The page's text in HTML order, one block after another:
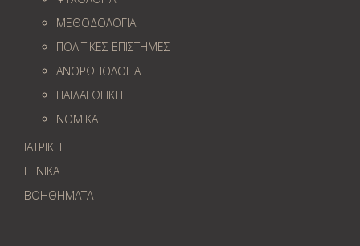
ΜΕΘΟΔΟΛΟΓΙΑ
ΠΟΛΙΤΙΚΕΣ ΕΠΙΣΤΗΜΕΣ
ΑΝΘΡΩΠΟΛΟΓΙΑ
ΠΑΙΔΑΓΩΓΙΚΗ
ΝΟΜΙΚΑ
ΙΑΤΡΙΚΗ
ΓΕΝΙΚΑ
ΒΟΗΘΗΜΑΤΑ